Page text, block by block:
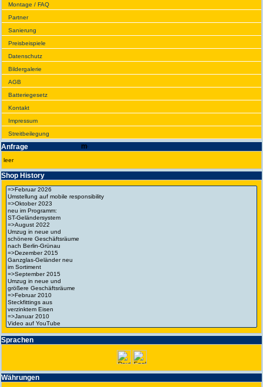
Montage / FAQ
Partner
Sanie­rung
Preis­beispiele
Daten­schutz
Bilder­galerie
AGB
Batte­rie­gesetz
Kontakt
Impres­sum
Streit­bei­legung
Anfrage
leer
Shop History
Spra­chen
Wäh­run­gen